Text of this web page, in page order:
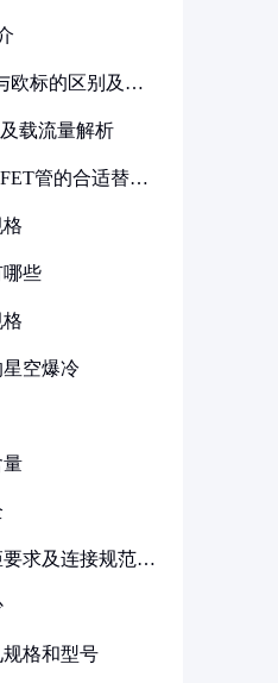
欧标的区别及其
载流量解析
管的合适替代
些
空爆冷
求及连接规范详
格和型号